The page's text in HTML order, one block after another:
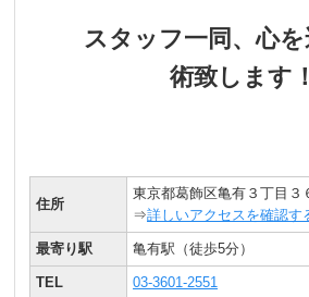
スタッフ一同、心
術致します！
住所
東京都葛飾区亀有３丁目３
⇒詳しいアクセスを確認す
最寄り駅 亀有駅（徒歩5分）
TEL 03-3601-2551